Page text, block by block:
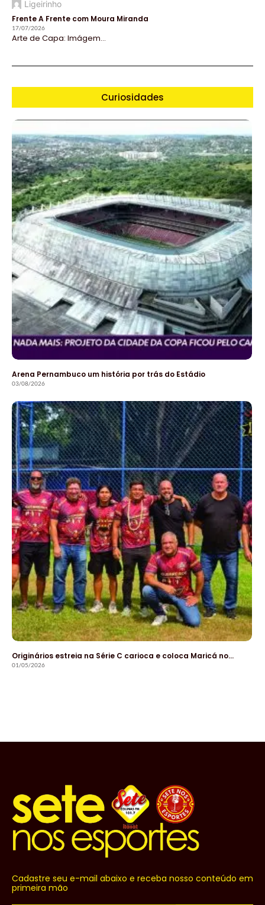
Ligeirinho
Frente A Frente com Moura Miranda
17/07/2026
Arte de Capa: Imágem...
Curiosidades
Arena Pernambuco um história por trás do Estádio
03/08/2026
Originários estreia na Série C carioca e coloca Maricá no…
01/05/2026
Cadastre seu e-mail abaixo e receba nosso conteúdo em
primeira mão